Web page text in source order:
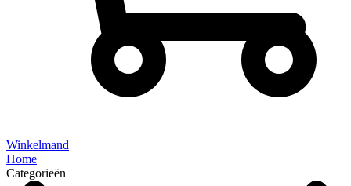
Winkelmand
Home
Categorieën